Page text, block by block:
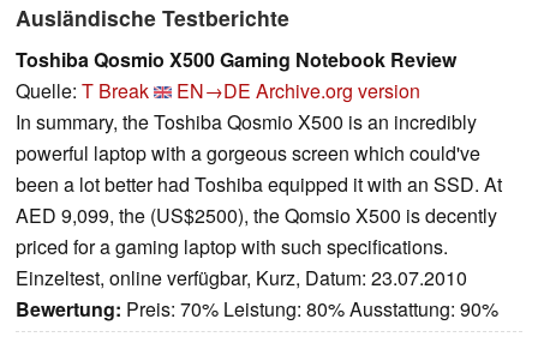
Ausländische Testberichte
Toshiba Qosmio X500 Gaming Notebook Review
Quelle: T Break EN→DE Archive.org version
In summary, the Toshiba Qosmio X500 is an incredibly
powerful laptop with a gorgeous screen which could've
been a lot better had Toshiba equipped it with an SSD. At
AED 9,099, the (US$2500), the Qomsio X500 is decently
priced for a gaming laptop with such specifications.
Einzeltest, online verfügbar, Kurz, Datum: 23.07.2010
Bewertung: Preis: 70% Leistung: 80% Ausstattung: 90%